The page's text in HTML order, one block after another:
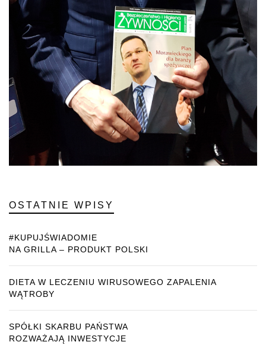
OSTATNIE WPISY
#KUPUJŚWIADOMIE
NA GRILLA – PRODUKT POLSKI
DIETA W LECZENIU WIRUSOWEGO ZAPALENIA
WĄTROBY
SPÓŁKI SKARBU PAŃSTWA
ROZWAŻAJĄ INWESTYCJE